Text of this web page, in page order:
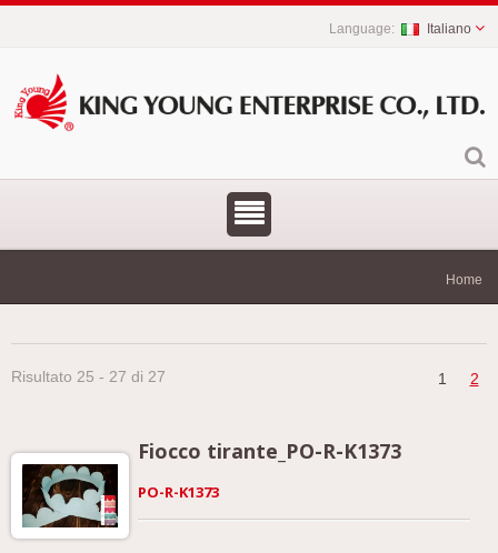
Italiano
Home
Risultato 25 - 27 di 27 1 2
Fiocco tirante_PO-R-K1373
PO-R-K1373